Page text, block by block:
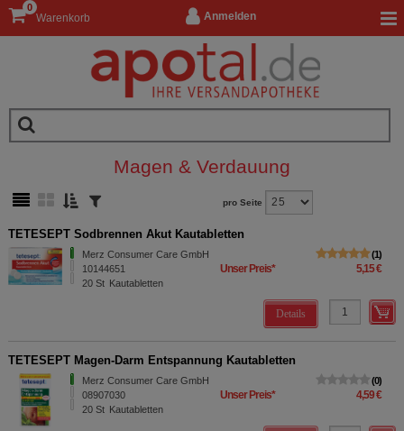
Anmelden
Warenkorb
0
Magen & Verdauung
pro Seite
TETESEPT Sodbrennen Akut Kautabletten
Merz Consumer Care GmbH
10144651
20 St Kautabletten
1
Unser Preis* 5,15 €
Details
TETESEPT Magen-Darm Entspannung Kautabletten
Merz Consumer Care GmbH
08907030
20 St Kautabletten
0
Unser Preis* 4,59 €